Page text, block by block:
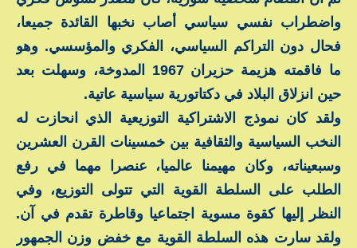
واضطراب نفسي سياسي أصاب نخبها القائدة جميعا،
فحال دون التراكم السياسي، الفكري والمؤسسي. وهو
ما فاقمته هزيمة حزيران 1967 المدوخة، وسهلت بعد
حين انزلاق البلاد في دكتاتورية سياسية عاتية.
ولقد كان نموذج الاشتراكية التوزيعية الذي انحازت له
النخب السياسية والثقافية بين خمسينات القرن العشرين
وسبعيناته، وكان مهيمنا عالميا، عنصرا مهما في رفع
الطلب على السلطة القوية التي تتولى التوزيع، وفي
النظر إليها كقوة مسوية اجتماعيا وقاطرة تقدم في آن.
ولقد سارت هذه السلطة القوية مع خفض وزن الجمهور